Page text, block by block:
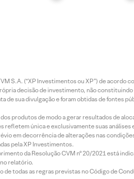
S.A. (“XP Investimentos ou XP”) de
decisão de investimento, não
de sua divulgação e foram obtidas de fontes
produtos de modo a gerar resultados de
refletem única e exclusivamente suas
em decorrência de alterações nas
pela XP Investimentos.
da Resolução CVM nº 20/2021 está
relatório.
todas as regras previstas no Código de